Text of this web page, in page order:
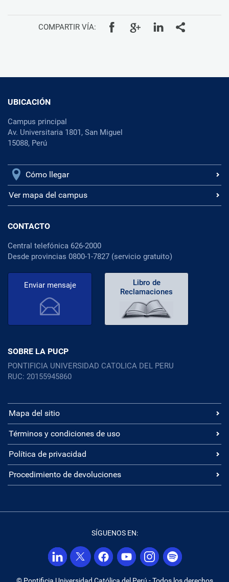
COMPARTIR VÍA:
UBICACIÓN
Campus principal
Av. Universitaria 1801, San Miguel
15088, Perú
Cómo llegar
Ver mapa del campus
CONTACTO
Central telefónica 626-2000
Desde provincias 0800-1-7827 (servicio gratuito)
Enviar mensaje
Libro de
Reclamaciones
SOBRE LA PUCP
PONTIFICIA UNIVERSIDAD CATOLICA DEL PERU
RUC: 20155945860
Mapa del sitio
Términos y condiciones de uso
Política de privacidad
Procedimiento de devoluciones
SÍGUENOS EN:
© Pontificia Universidad Católica del Perú - Todos los derechos